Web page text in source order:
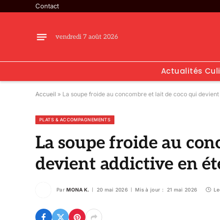
Contact
vendredi 7 août 2026
Actualités
Accueil » La soupe froide au concombre et lait de coco qui
PLATS & ACCOMPAGNEMENTS
La soupe froide au
devient addictive en
Par MONA K. 20 mai 2026 Mis à jour : 21 mai 2026